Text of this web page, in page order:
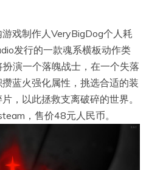
游戏制作人VeryBigDog个人耗
发行的一款魂系横板动作类
演一个落魄战士，在一个失落
蓝火强化属性，挑选合适的装
，以此拯救支离破碎的世界。
，售价48元人民币。